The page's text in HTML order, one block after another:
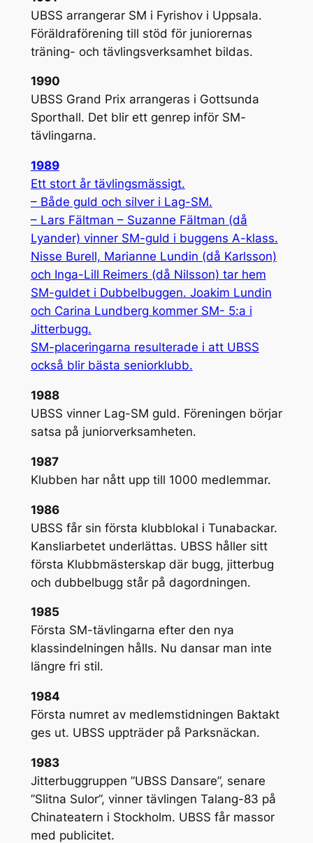
UBSS arrangerar SM i Fyrishov i Uppsala.
Föräldraförening till stöd för juniorernas
träning- och tävlingsverksamhet bildas.
1990
UBSS Grand Prix arrangeras i Gottsunda
Sporthall. Det blir ett genrep inför SM-
tävlingarna.
1989
Ett stort år tävlingsmässigt.
– Både guld och silver i Lag-SM.
– Lars Fältman – Suzanne Fältman (då
Lyander) vinner SM-guld i buggens A-klass.
Nisse Burell, Marianne Lundin (då Karlsson)
och Inga-Lill Reimers (då Nilsson) tar hem
SM-guldet i Dubbelbuggen. Joakim Lundin
och Carina Lundberg kommer SM- 5:a i
Jitterbugg.
SM-placeringarna resulterade i att UBSS
också blir bästa seniorklubb.
1988
UBSS vinner Lag-SM guld. Föreningen börjar
satsa på juniorverksamheten.
1987
Klubben har nått upp till 1000 medlemmar.
1986
UBSS får sin första klubblokal i Tunabackar.
Kansliarbetet underlättas. UBSS håller sitt
första Klubbmästerskap där bugg, jitterbug
och dubbelbugg står på dagordningen.
1985
Första SM-tävlingarna efter den nya
klassindelningen hålls. Nu dansar man inte
längre fri stil.
1984
Första numret av medlemstidningen Baktakt
ges ut. UBSS uppträder på Parksnäckan.
1983
Jitterbuggruppen ”UBSS Dansare”, senare
”Slitna Sulor”, vinner tävlingen Talang-83 på
Chinateatern i Stockholm. UBSS får massor
med publicitet.